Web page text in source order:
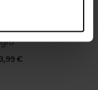
3,99 €